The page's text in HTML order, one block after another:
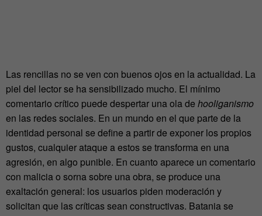
Las rencillas no se ven con buenos ojos en la actualidad. La
piel del lector se ha sensibilizado mucho. El mínimo
comentario crítico puede despertar una ola de hooliganismo
en las redes sociales. En un mundo en el que parte de la
identidad personal se define a partir de exponer los propios
gustos, cualquier ataque a estos se transforma en una
agresión, en algo punible. En cuanto aparece un comentario
con malicia o sorna sobre una obra, se produce una
exaltación general: los usuarios piden moderación y
solicitan que las críticas sean constructivas. Batania se